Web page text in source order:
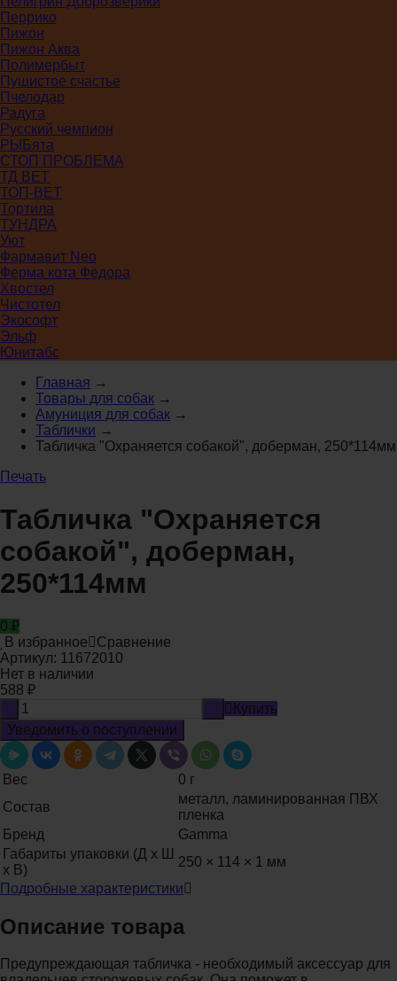
Перрико
Пижон
Пижон Аква
Полимербыт
Пушистое счастье
Пчелодар
Радуга
Русский чемпион
РЫБята
СТОП ПРОБЛЕМА
ТД ВЕТ
ТОП-ВЕТ
Тортила
ТУНДРА
Уют
Фармавит Neo
Ферма кота Фёдора
Хвостел
Чистотел
Экософт
Эльф
Юнитабс
Главная →
Товары для собак →
Амуниция для собак →
Таблички →
Табличка "Охраняется собакой", доберман, 250*114мм
Печать
Табличка "Охраняется
собакой", доберман,
250*114мм
0 ₽
В избранное
Сравнение
Артикул: 11672010
Нет в наличии
588 ₽
Купить
Уведомить о поступлении
Вес
0 г
Состав
металл, ламинированная ПВХ
пленка
Бренд
Gamma
Габариты упаковки (Д х Ш
х В)
250 × 114 × 1 мм
Подробные характеристики
Описание товара
Предупреждающая табличка - необходимый аксессуар для